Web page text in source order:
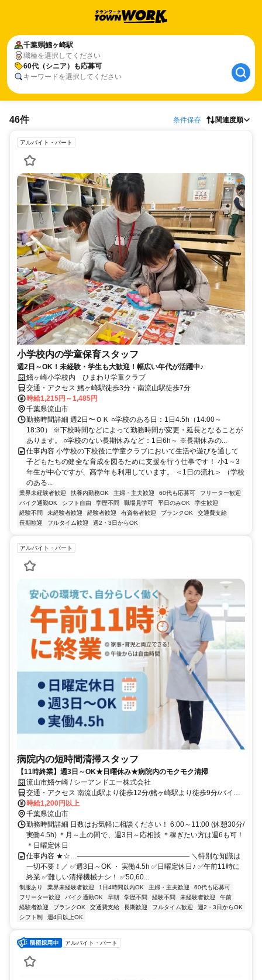
千葉県鰭ヶ崎駅
職種を選択してください
60代（シニア）も応募可
キーワードを選択してください
46件 条件保存 関連度順
アルバイト・パート
小学校内の学童保育スタッフ
週2日～OK！未経験・学生も大歓迎！幅広い年代が活躍中♪
鰭ヶ崎小学校内 ひまわり学童クラブ
交通・アクセス 鰭ヶ崎駅徒歩3分・南流山駅徒歩7分
時給1,215円～1,485円
千葉県流山市
勤務時間詳細 週2日〜ＯＫ ○学校のある日：1日4.5h（14:00～
18:30） ※下校時間などによって勤務時間が変更・延長となることが
あります。 ○学校のない長期休みなど：1日6h～ ※長期休みの...
仕事内容 小学校の下校後に学童クラブにおいて生活や遊びを通して
子どもたちの健全な育成を図るために支援を行う仕事です！ 小1～3
年生が中心ですが、高学年も利用しています。 ＜1日の流れ＞ （学校
のある...
業界未経験者歓迎 扶養内勤務OK 主婦・主夫歓迎 60代も応募可
フリーター歓迎
バイク通勤OK
シフト自由 学歴不問 職場見学可 平日のみOK
学生歓迎
経験不問
未経験者歓迎 経験者歓迎 有資格者歓迎 ブランクOK
交通費支給
長期歓迎
フルタイム歓迎 週2・3日からOK
アルバイト・パート
病院内の短時間清掃スタッフ
【11時終業】週3日～OK★日曜休み★病院内のモクモク清掃
流山市鰭ケ崎 / シーアンドエー株式会社
交通・アクセス 南流山駅より徒歩12分/鰭ヶ崎駅より徒歩9分/バイ
ク・自転車通勤可/車通勤不可
時給1,200円以上
千葉県流山市
勤務時間詳細 日数はお気軽に相談ください！ 6:00～11:00 (休憩30分/
実働4.5h) ＊月～土の間で、週3日～応相談 ＊稼ぎたい方は週6も可！
＊日曜定休日
仕事内容 ★☆…―――――――――――――――― ＼特別な知識は
一切不要！／ ✅週3日～OK ・ 実働4.5h ✅日曜定休日♪ ✅午前11時に
終業 ✅難しい清掃機械ナシ！ ✅50,60...
制服あり 業界未経験者歓迎 1日4時間以内OK 主婦・主夫歓迎
60代も応募可
フリーター歓迎
バイク通勤OK 早朝 学歴不問 経験不問 未経験者歓迎
午前
経験者歓迎
ブランクOK 交通費支給 長期歓迎 フルタイム歓迎
週2・3日からOK
シフト制
週4日以上OK
アルバイト・パート